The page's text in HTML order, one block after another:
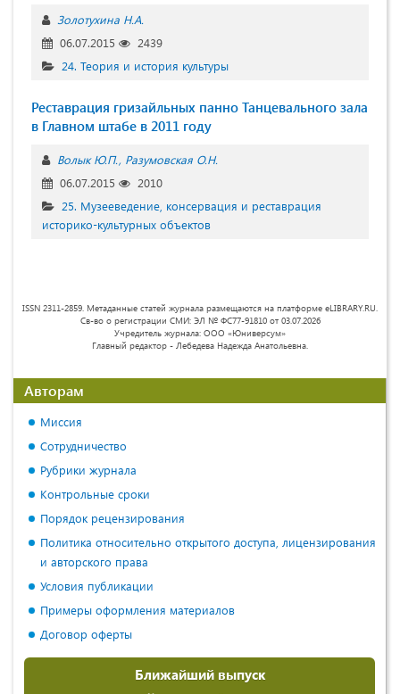
Золотухина Н.А.
06.07.2015
2439
24. Теория и история культуры
Реставрация гризайльных панно Танцевального зала
в Главном штабе в 2011 году
Волык Ю.П. Разумовская О.Н.
06.07.2015
2010
25. Музееведение, консервация и реставрация
историко-культурных объектов
ISSN 2311-2859. Метаданные статей журнала размещаются на платформе eLIBRARY.RU.
Св-во о регистрации СМИ: ЭЛ № ФС77-91810 от 03.07.2026
Учредитель журнала: ООО «Юниверсум»
Главный редактор - Лебедева Надежда Анатольевна.
Авторам
Миссия
Сотрудничество
Рубрики журнала
Контрольные сроки
Порядок рецензирования
Политика относительно открытого доступа, лицензирования
и авторского права
Условия публикации
Примеры оформления материалов
Договор оферты
Ближайший выпуск